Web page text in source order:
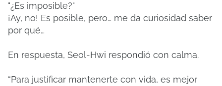
"¿Es imposible?"
¡Ay, no! Es posible, pero… me da curiosidad saber
por qué…
En respuesta, Seol-Hwi respondió con calma.
“Para justificar mantenerte con vida, es mejor